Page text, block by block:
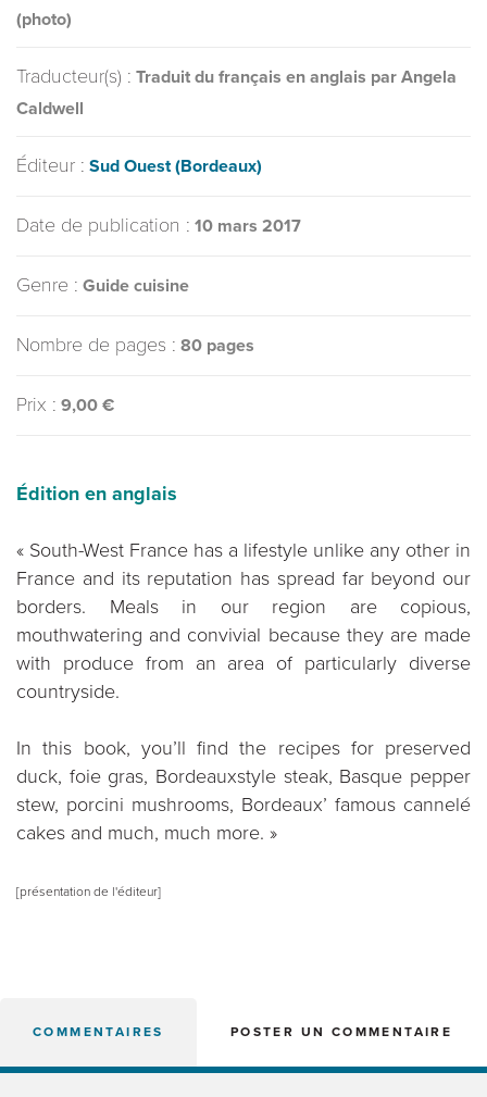
(photo)
Traducteur(s) : Traduit du français en anglais par Angela
Caldwell
Éditeur : Sud Ouest (Bordeaux)
Date de publication : 10 mars 2017
Genre : Guide cuisine
Nombre de pages : 80 pages
Prix : 9,00 €
Édition en anglais
« South-West France has a lifestyle unlike any other in
France and its reputation has spread far beyond our
borders. Meals in our region are copious,
mouthwatering and convivial because they are made
with produce from an area of particularly diverse
countryside.
In this book, you’ll find the recipes for preserved
duck, foie gras, Bordeauxstyle steak, Basque pepper
stew, porcini mushrooms, Bordeaux’ famous cannelé
cakes and much, much more. »
[présentation de l'éditeur]
COMMENTAIRES POSTER UN COMMENTAIRE